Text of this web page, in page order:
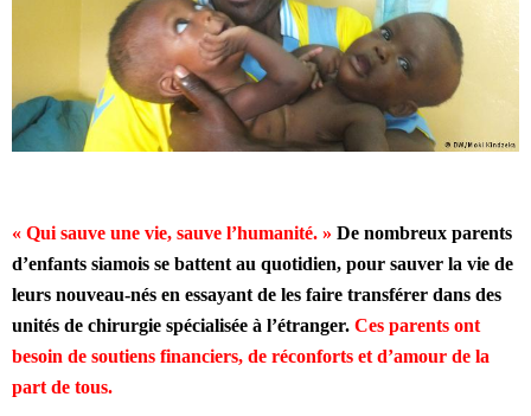
« Qui sauve une vie, sauve l’humanité. » De nombreux parents
d’enfants siamois se battent au quotidien, pour sauver la vie de
leurs nouveau-nés en essayant de les faire transférer dans des
unités de chirurgie spécialisée à l’étranger. Ces parents ont
besoin de soutiens financiers, de réconforts et d’amour de la
part de tous.